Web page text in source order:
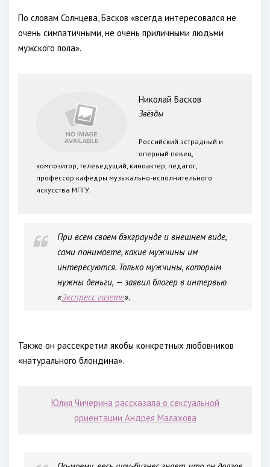
По словам Солнцева, Басков «всегда интересовался не
очень симпатичными, не очень приличными людьми
мужского пола».
Николай Басков
Звёзды
Российский эстрадный и
оперный певец,
композитор, телеведущий, киноактер, педагог,
профессор кафедры музыкально-исполнительного
искусства МПГУ.
При всем своем бэкграунде и внешнем виде,
сами понимаете, какие мужчины им
интересуются. Только мужчины, которым
нужны деньги, — заявил блогер в интервью
«Экспресс газете».
Также он рассекретил якобы конкретных любовников
«натурального блондина».
Юлия Чичерина рассказала о сексуальной
ориентации Андрея Малахова